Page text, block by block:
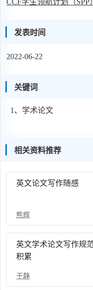
分的写作思路、相互关
走到科研道路上的经验
所启发和鼓励。
CCF学生领航计划（
发表时间
2022-06-22
关键词
1、 学术论文
相关资料推荐
英文论文写作随感
熊辉
英文学术论文写作规
积累
于静